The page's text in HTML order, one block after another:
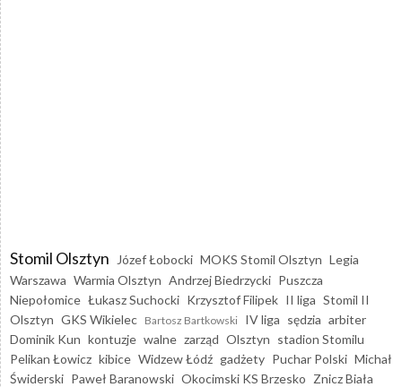
Stomil Olsztyn Józef Łobocki MOKS Stomil Olsztyn Legia
Warszawa Warmia Olsztyn Andrzej Biedrzycki Puszcza
Niepołomice Łukasz Suchocki Krzysztof Filipek II liga Stomil II
Olsztyn GKS Wikielec Bartosz Bartkowski IV liga sędzia arbiter
Dominik Kun kontuzje walne zarząd Olsztyn stadion Stomilu
Pelikan Łowicz kibice Widzew Łódź gadżety Puchar Polski Michał
Świderski Paweł Baranowski Okocimski KS Brzesko Znicz Biała